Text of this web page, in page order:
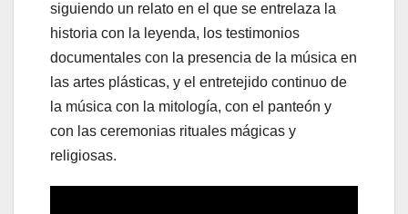
siguiendo un relato en el que se entrelaza la
historia con la leyenda, los testimonios
documentales con la presencia de la música en
las artes plásticas, y el entretejido continuo de
la música con la mitología, con el panteón y
con las ceremonias rituales mágicas y
religiosas.